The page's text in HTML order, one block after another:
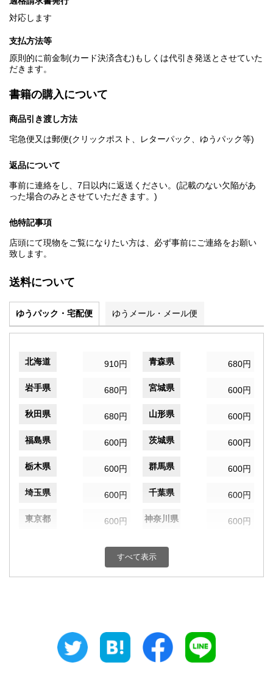
対応します
支払方法等
原則的に前金制(カード決済含む)もしくは代引き発送とさせていた
だきます。
書籍の購入について
商品引き渡し方法
宅急便又は郵便(クリックポスト、レターパック、ゆうパック等)
返品について
事前に連絡をし、7日以内に返送ください。(記載のない欠陥があ
った場合のみとさせていただきます。)
他特記事項
店頭にて現物をご覧になりたい方は、必ず事前にご連絡をお願い
致します。
送料について
ゆうパック・宅配便 ゆうメール・メール便
北海道 910円 青森県 680円
岩手県 680円 宮城県 600円
秋田県 680円 山形県 600円
福島県 600円 茨城県 600円
栃木県 600円 群馬県 600円
埼玉県 600円 千葉県 600円
東京都 600円 神奈川県 600円
600円 富山県
600円 三重県
すべて表示